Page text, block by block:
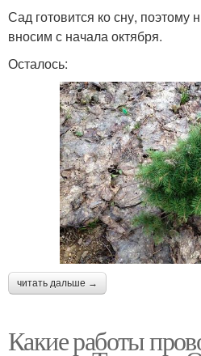
Сад готовится ко сну, поэтому
вносим с начала октября.
Осталось:
читать дальше →
Какие работы